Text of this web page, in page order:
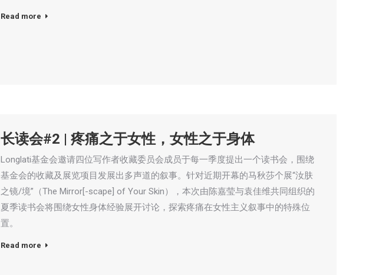
Read more
长读会#2 | 疼痛之于女性，女性之于身体
Longlati基金会邀请四位写作者收藏委员会成员于每一季度提出一个读书会，围绕
基金会的收藏及展览项目发展出多声道的叙事。针对近期开幕的马秋莎个展“汝肤
之镜/境”（The Mirror[-scape] of Your Skin），本次由陈嘉莹与袁佳维共同组织的
夏季读书会将围绕女性身体经验展开讨论，探索疼痛在女性主义叙事中的特殊位
置。
Read more